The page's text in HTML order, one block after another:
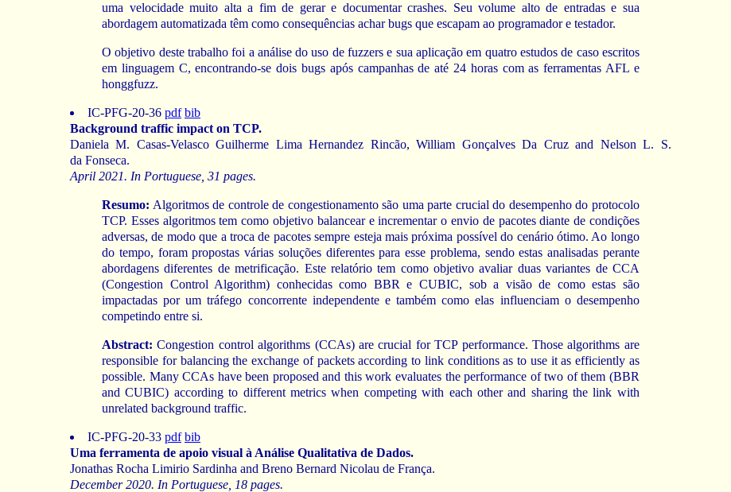
uma velocidade muito alta a fim de gerar e documentar crashes. Seu volume alto de entradas e sua
abordagem automatizada têm como consequências achar bugs que escapam ao programador e testador.
O objetivo deste trabalho foi a análise do uso de fuzzers e sua aplicação em quatro estudos de caso escritos
em linguagem C, encontrando-se dois bugs após campanhas de até 24 horas com as ferramentas AFL e
honggfuzz.
IC-PFG-20-36 pdf bib
Background traffic impact on TCP.
Daniela M. Casas-Velasco Guilherme Lima Hernandez Rincão, William Gonçalves Da Cruz and Nelson L. S.
da Fonseca.
April 2021. In Portuguese, 31 pages.
Resumo: Algoritmos de controle de congestionamento são uma parte crucial do desempenho do protocolo
TCP. Esses algoritmos tem como objetivo balancear e incrementar o envio de pacotes diante de condições
adversas, de modo que a troca de pacotes sempre esteja mais próxima possível do cenário ótimo. Ao longo
do tempo, foram propostas várias soluções diferentes para esse problema, sendo estas analisadas perante
abordagens diferentes de metrificação. Este relatório tem como objetivo avaliar duas variantes de CCA
(Congestion Control Algorithm) conhecidas como BBR e CUBIC, sob a visão de como estas são
impactadas por um tráfego concorrente independente e também como elas influenciam o desempenho
competindo entre si.
Abstract: Congestion control algorithms (CCAs) are crucial for TCP performance. Those algorithms are
responsible for balancing the exchange of packets according to link conditions as to use it as efficiently as
possible. Many CCAs have been proposed and this work evaluates the performance of two of them (BBR
and CUBIC) according to different metrics when competing with each other and sharing the link with
unrelated background traffic.
IC-PFG-20-33 pdf bib
Uma ferramenta de apoio visual à Análise Qualitativa de Dados.
Jonathas Rocha Limirio Sardinha and Breno Bernard Nicolau de França.
December 2020. In Portuguese, 18 pages.